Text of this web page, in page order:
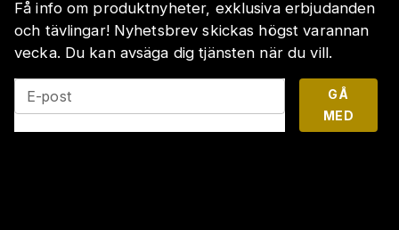
Få info om produktnyheter, exklusiva erbjudanden
och tävlingar! Nyhetsbrev skickas högst varannan
vecka. Du kan avsäga dig tjänsten när du vill.
E-post
GÅ
MED